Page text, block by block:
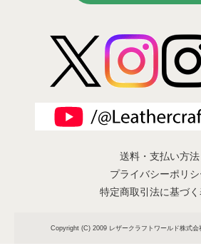
送料・支払い方法
プライバシーポリシ
特定商取引法に基づ
Copyright (C) 2009 レザークラフトワールド株式会